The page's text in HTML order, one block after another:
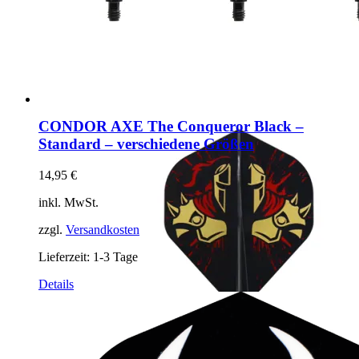
CONDOR AXE The Conqueror Black –
Standard – verschiedene Größen
14,95 €
inkl. MwSt.
zzgl. Versandkosten
Lieferzeit: 1-3 Tage
Dieses
Details